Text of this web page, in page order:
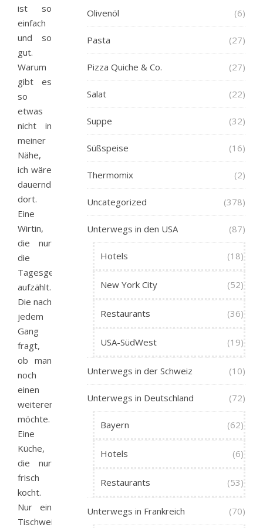
ist so
einfach
und so
gut.
Warum
gibt es
so
etwas
nicht in
meiner
Nähe,
ich wäre
dauernd
dort.
Eine
Wirtin,
die nur
die
Tagesgerichte
aufzählt.
Die nach
jedem
Gang
fragt,
ob man
noch
einen
weiteren
möchte.
Eine
Küche,
die nur
frisch
kocht.
Nur ein
Tischwein,
Olivenöl (6)
Pasta (27)
Pizza Quiche & Co. (27)
Salat (22)
Suppe (32)
Süßspeise (16)
Thermomix (2)
Uncategorized (378)
Unterwegs in den USA (87)
Hotels (18)
New York City (52)
Restaurants (36)
USA-SüdWest (19)
Unterwegs in der Schweiz (10)
Unterwegs in Deutschland (72)
Bayern (62)
Hotels (6)
Restaurants (53)
Unterwegs in Frankreich (70)